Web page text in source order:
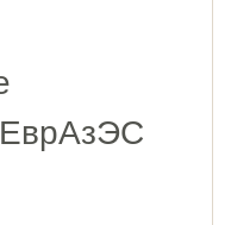
ЕврАзЭС